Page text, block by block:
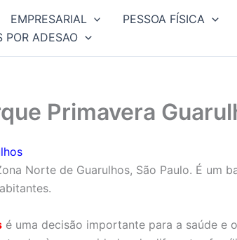
EMPRESARIAL PESSOA FÍSICA
POR ADESAO
Primavera
Norte de Guarulhos, São Paulo. É
é uma decisão importante para a saúde e